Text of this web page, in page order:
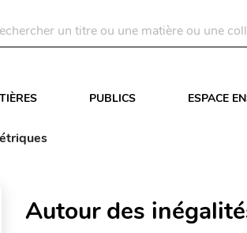
PUBLICS ESPACE
Autour des